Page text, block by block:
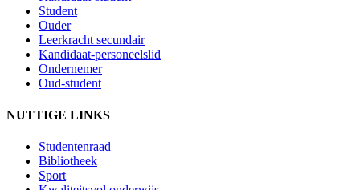
Student
Ouder
Leerkracht secundair
Kandidaat-personeelslid
Ondernemer
Oud-student
NUTTIGE LINKS
Studentenraad
Bibliotheek
Sport